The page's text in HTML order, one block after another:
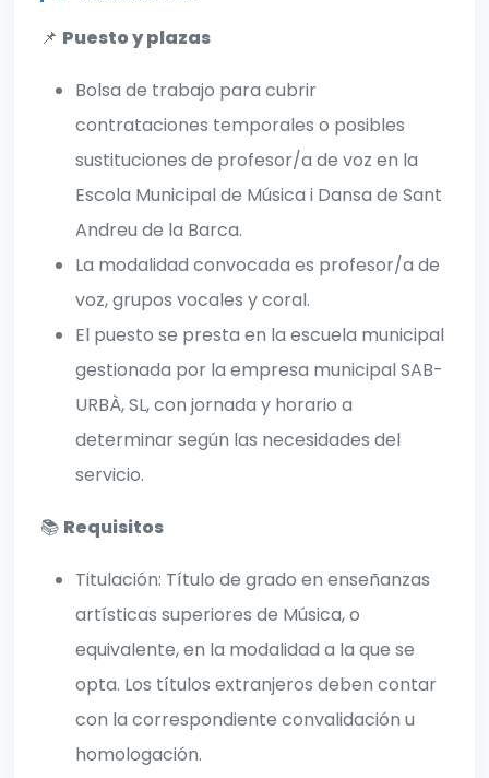
📌 Puesto y plazas
Bolsa de trabajo para cubrir
contrataciones temporales o posibles
sustituciones de profesor/a de voz en la
Escola Municipal de Música i Dansa de Sant
Andreu de la Barca.
La modalidad convocada es profesor/a de
voz, grupos vocales y coral.
El puesto se presta en la escuela municipal
gestionada por la empresa municipal SAB-
URBÀ, SL, con jornada y horario a
determinar según las necesidades del
servicio.
📚 Requisitos
Titulación: Título de grado en enseñanzas
artísticas superiores de Música, o
equivalente, en la modalidad a la que se
opta. Los títulos extranjeros deben contar
con la correspondiente convalidación u
homologación.